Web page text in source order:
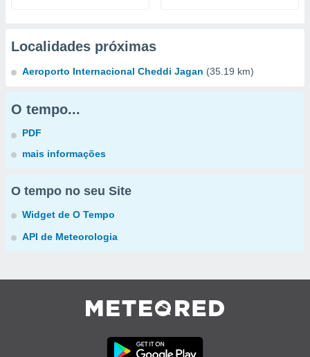
Localidades próximas
Aeroporto Internacional Cheddi Jagan (35.19 km)
O tempo...
PDF
mais informações
O tempo no seu Site
Widget de O Tempo
API de Meteorologia